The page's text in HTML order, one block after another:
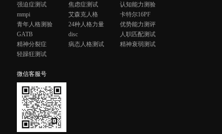
强迫症测试
焦虑症测试
认知能力测验
mmpi
艾森克人格
卡特尔16PF
青年人格测验
24种人格力量
优势能力测评
GATB
disc
人职匹配测试
精神分裂症
病态人格测试
精神衰弱测试
轻躁狂测试
微信客服号